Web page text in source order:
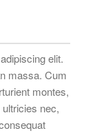
elit.
massa. Cum
montes,
nec,